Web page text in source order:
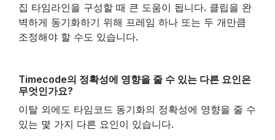
집 타임라인을 구성할 때 큰 도움이 됩니다. 클립을 완
벽하게 동기화하기 위해 프레임 하나 또는 두 개만큼
조정해야 할 수도 있습니다.
Timecode의 정확성에 영향을 줄 수 있는 다른 요인은
무엇인가요?
이탈 외에도 타임코드 동기화의 정확성에 영향을 줄 수
있는 몇 가지 다른 요인이 있습니다.